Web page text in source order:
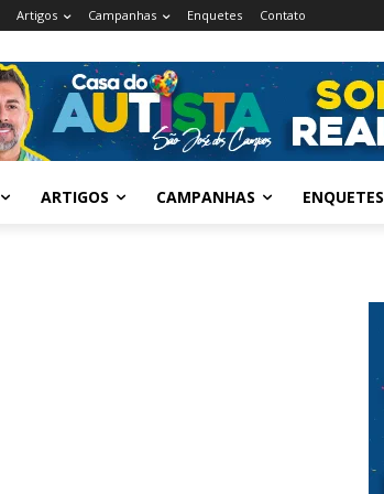
Artigos Campanhas Enquetes Contato
ARTIGOS CAMPANHAS ENQUETES